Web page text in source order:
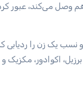
هم وصل می‌کند، عبور
نسب یک زن را ردیابی
اکوادور، مکزیک و